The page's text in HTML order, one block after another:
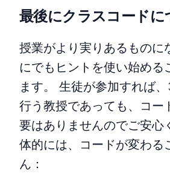
最後にクラスコードに
授業がより実りあるものに
にでもヒントを使い始める
ます。 生徒が参加すれば
行う教授であっても、コー
要はありませんのでご安心
体的には、コードが変わる
ん：